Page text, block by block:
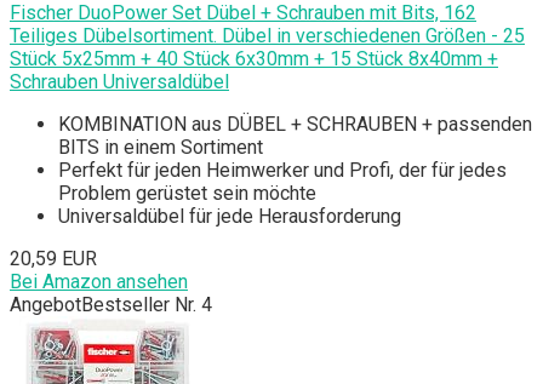
Fischer DuoPower Set Dübel + Schrauben mit Bits, 162
Teiliges Dübelsortiment. Dübel in verschiedenen Größen - 25
Stück 5x25mm + 40 Stück 6x30mm + 15 Stück 8x40mm +
Schrauben Universaldübel
KOMBINATION aus DÜBEL + SCHRAUBEN + passenden
BITS in einem Sortiment
Perfekt für jeden Heimwerker und Profi, der für jedes
Problem gerüstet sein möchte
Universaldübel für jede Herausforderung
20,59 EUR
Bei Amazon ansehen
AngebotBestseller Nr. 4